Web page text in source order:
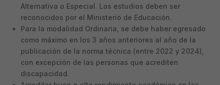
Alternativa o Especial. Los estudios deben ser
reconocidos por el Ministerio de Educación.
Para la modalidad Ordinaria, se debe haber egresado
como máximo en los 3 años anteriores al año de la
publicación de la norma técnica (entre 2022 y 2024),
con excepción de las personas que acrediten
discapacidad.